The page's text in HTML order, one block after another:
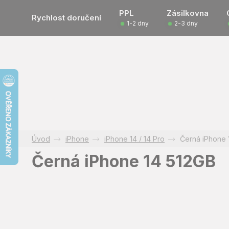
Rychlost doručení PPL Zásilkovna
1-2 dny 2-3 dny
iPhone iPhone 14 / 14 Pro Černá iPhone
Černá iPhone 14 512GB